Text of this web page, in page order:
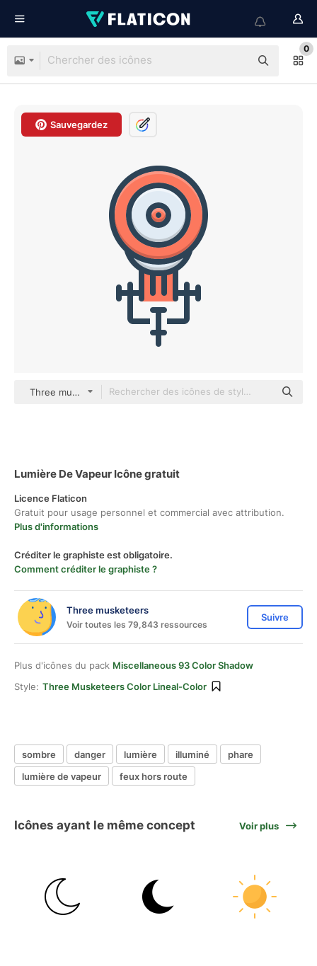
0
Sauvegardez
Three musketeers color lineal-color
Lumière De Vapeur Icône gratuit
Licence Flaticon
Gratuit pour usage personnel et commercial avec attribution.
Plus d'informations
Créditer le graphiste est obligatoire.
Comment créditer le graphiste ?
Three musketeers
Voir toutes les 79,843 ressources
Suivre
Plus d'icônes du pack Miscellaneous 93 Color Shadow
Style: Three Musketeers Color Lineal-Color
sombre danger lumière illuminé
phare
lumière de vapeur
feux hors route
Icônes ayant le même concept Voir plus